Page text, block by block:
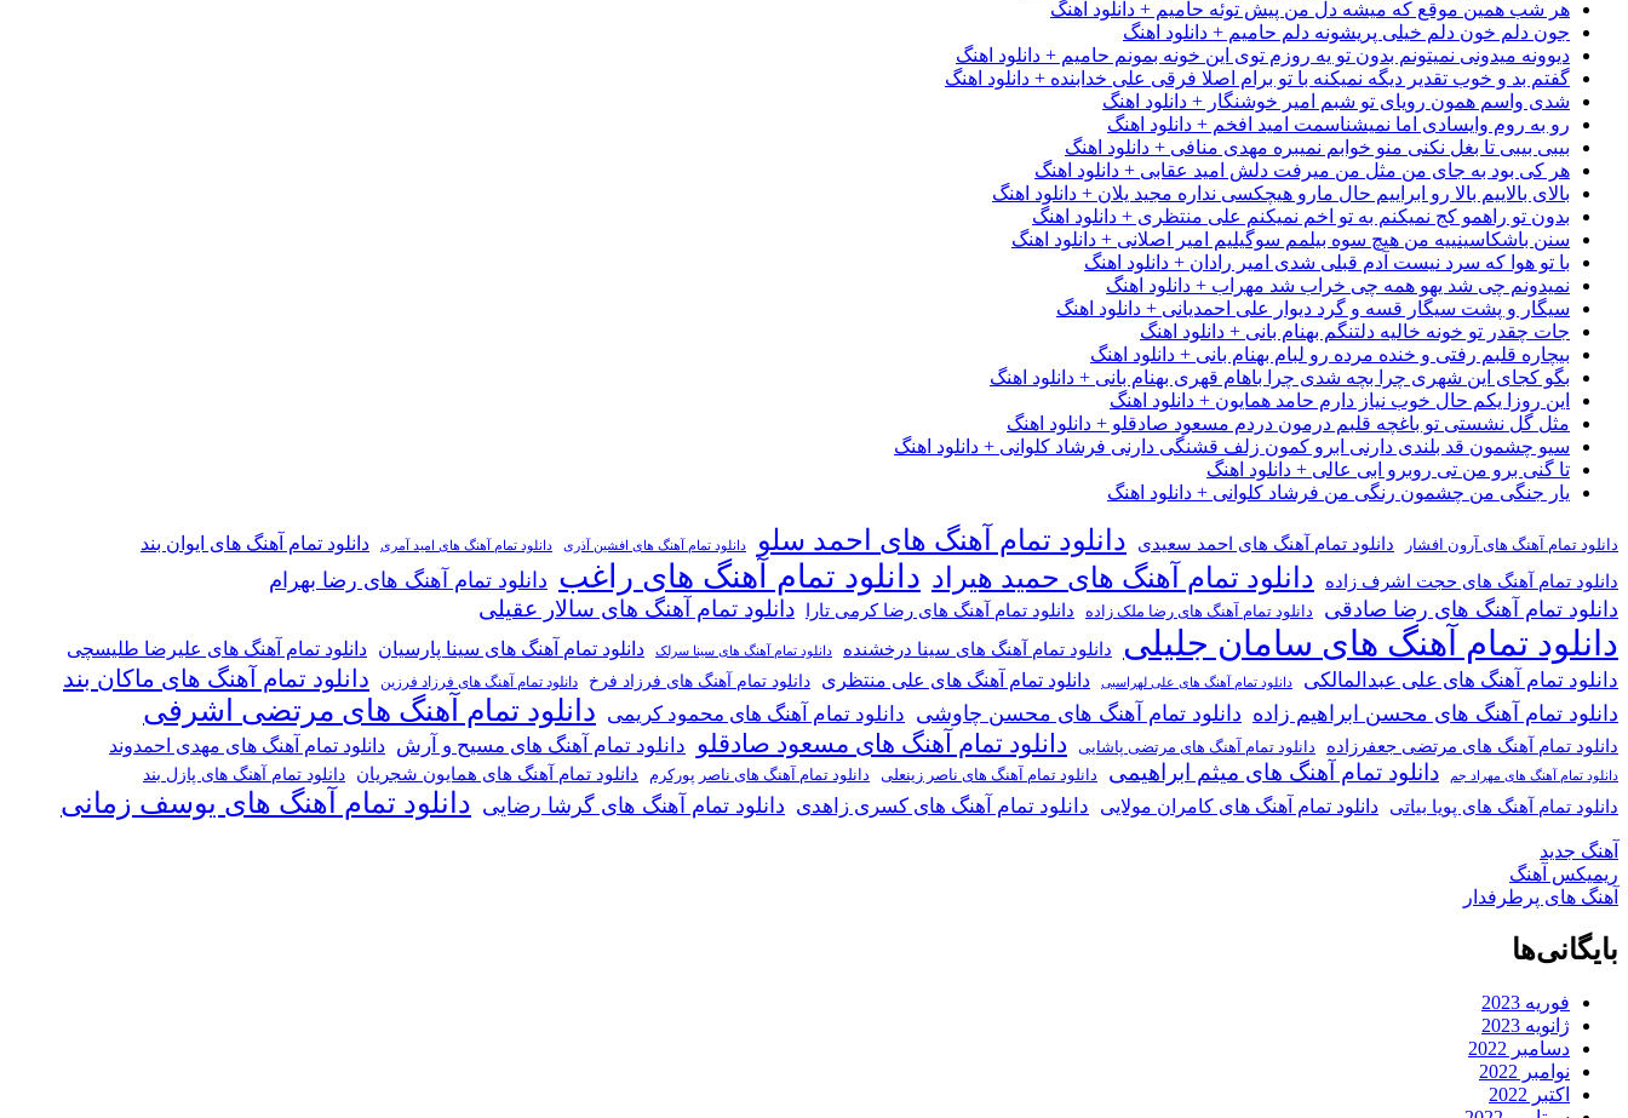
هر شب همین موقع که میشه دل من پیش توئه حامیم + دانلود اهنگ
جون دلم خون دلم خیلی پریشونه دلم حامیم + دانلود اهنگ
دیوونه میدونی نمیتونم بدون تو یه روزم توی این خونه بمونم حامیم + دانلود اهنگ
گفتم بد و خوب تقدیر دیگه نمیکنه با تو برام اصلا فرقی علی خدابنده + دانلود اهنگ
شدی واسم همون رویای تو شبم امیر خوشنگار + دانلود اهنگ
رو به روم وایسادی اما نمیشناسمت امید افخم + دانلود اهنگ
بیبی بیبی تا بغل نکنی منو خوابم نمیبره مهدی منافی + دانلود اهنگ
هر کی بود به جای من مثل من میرفت دلش امید عقابی + دانلود اهنگ
بالای بالاییم بالا رو ابراییم حال مارو هیچکسی نداره مجید یلان + دانلود اهنگ
بدون تو راهمو کج نمیکنم به تو اخم نمیکنم علی منتظری + دانلود اهنگ
سنن باشکاسینییه من هیچ سوه بیلمم سوگیلیم امیر اصلانی + دانلود اهنگ
با تو هوا که سرد نیست آدم قبلی شدی امیر رادان + دانلود اهنگ
نمیدونم چی شد یهو همه چی خراب شد مهراب + دانلود اهنگ
سیگار و پشت سیگار قسه و گرد دیوار علی احمدیانی + دانلود اهنگ
جات چقدر تو خونه خالیه دلتنگم بهنام بانی + دانلود اهنگ
بیچاره قلبم رفتی و خنده مرده رو لبام بهنام بانی + دانلود اهنگ
بگو کجای این شهری چرا بچه شدی چرا باهام قهری بهنام بانی + دانلود اهنگ
این روزا یکم حال خوب نیاز دارم حامد همایون + دانلود اهنگ
مثل گل نشستی تو باغچه قلبم درمون دردم مسعود صادقلو + دانلود اهنگ
سیو چشمون قد بلندی دارنی ابرو کمون زلف قشنگی دارنی فرشاد کلوانی + دانلود اهنگ
تا گنی برو من تی روبرو ابی عالی + دانلود اهنگ
یار جنگی من چشمون رنگی من فرشاد کلوانی + دانلود اهنگ
دانلود تمام آهنگ های آرون افشار دانلود تمام آهنگ های احمد سعیدی دانلود تمام آهنگ های احمد سلو دانلود تمام آهنگ های افشین آذری دانلود تمام آهنگ های امید آمری دانلود تمام آهنگ های ایوان بند
دانلود تمام آهنگ های حجت اشرف زاده دانلود تمام آهنگ های حمید هیراد دانلود تمام آهنگ های راغب دانلود تمام آهنگ های رضا بهرام
دانلود تمام آهنگ های رضا صادقی
دانلود تمام آهنگ های رضا ملک زاده دانلود تمام آهنگ های رضا کرمی تارا دانلود تمام آهنگ های سالار عقیلی
دانلود تمام آهنگ های سامان جلیلی دانلود تمام آهنگ های سینا درخشنده دانلود تمام آهنگ های سینا سرلک دانلود تمام آهنگ های سینا پارسیان دانلود تمام آهنگ های علیرضا طلیسچی
دانلود تمام آهنگ های علی عبدالمالکی دانلود تمام آهنگ های علی لهراسبی دانلود تمام آهنگ های علی منتظری دانلود تمام آهنگ های فرزاد فرخ دانلود تمام آهنگ های فرزاد فرزین دانلود تمام آهنگ های ماکان بند
دانلود تمام آهنگ های محسن ابراهیم زاده دانلود تمام آهنگ های محسن چاوشی دانلود تمام آهنگ های محمود کریمی دانلود تمام آهنگ های مرتضی اشرفی
دانلود تمام آهنگ های مرتضی جعفرزاده دانلود تمام آهنگ های مرتضی پاشایی دانلود تمام آهنگ های مسعود صادقلو دانلود تمام آهنگ های مسیح و آرش دانلود تمام آهنگ های مهدی احمدوند
دانلود تمام آهنگ های مهراد جم دانلود تمام آهنگ های میثم ابراهیمی دانلود تمام آهنگ های ناصر زینعلی دانلود تمام آهنگ های ناصر پورکرم دانلود تمام آهنگ های همایون شجریان دانلود تمام آهنگ های پازل بند
دانلود تمام آهنگ های پویا بیاتی دانلود تمام آهنگ های کامران مولایی دانلود تمام آهنگ های کسری زاهدی دانلود تمام آهنگ های گرشا رضایی دانلود تمام آهنگ های یوسف زمانی
آهنگ جدید
ریمیکس آهنگ
آهنگ های پرطرفدار
بایگانی‌ها
فوریه 2023
ژانویه 2023
دسامبر 2022
نوامبر 2022
اکتبر 2022